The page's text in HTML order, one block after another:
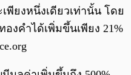
พียงหนึ่งเดียวเท่านั้น โดย
งคำได้เพิ่มขึ้นเพียง 21%